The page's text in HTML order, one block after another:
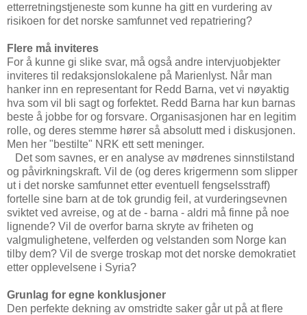
etterretningstjeneste som kunne ha gitt en vurdering av
risikoen for det norske samfunnet ved repatriering?
Flere må inviteres
For å kunne gi slike svar, må også andre intervjuobjekter
inviteres til redaksjonslokalene på Marienlyst. Når man
hanker inn en representant for Redd Barna, vet vi nøyaktig
hva som vil bli sagt og forfektet. Redd Barna har kun barnas
beste å jobbe for og forsvare. Organisasjonen har en legitim
rolle, og deres stemme hører så absolutt med i diskusjonen.
Men her "bestilte" NRK ett sett meninger.
Det som savnes, er en analyse av mødrenes sinnstilstand
og påvirkningskraft. Vil de (og deres krigermenn som slipper
ut i det norske samfunnet etter eventuell fengselsstraff)
fortelle sine barn at de tok grundig feil, at vurderingsevnen
sviktet ved avreise, og at de - barna - aldri må finne på noe
lignende? Vil de overfor barna skryte av friheten og
valgmulighetene, velferden og velstanden som Norge kan
tilby dem? Vil de sverge troskap mot det norske demokratiet
etter opplevelsene i Syria?
Grunlag for egne konklusjoner
Den perfekte dekning av omstridte saker går ut på at flere